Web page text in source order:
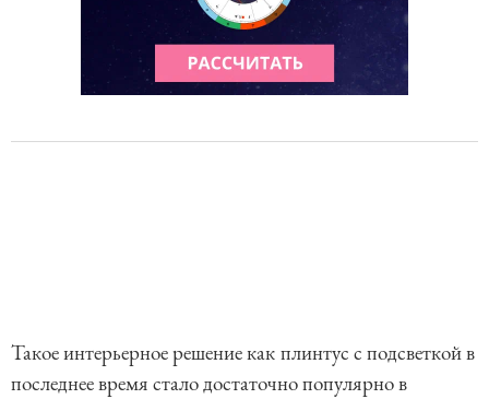
Такое интерьерное решение как плинтус с подсветкой в
последнее время стало достаточно популярно в